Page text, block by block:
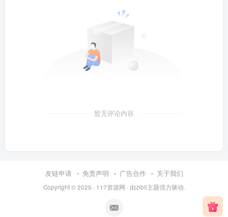
暂无评论内容
友链申请 免责声明 广告合作 关于我们
Copyright © 2025 · 117资源网 · 由zibll主题强力驱动.